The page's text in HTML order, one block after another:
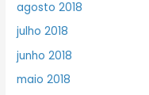
agosto 2018
julho 2018
junho 2018
maio 2018